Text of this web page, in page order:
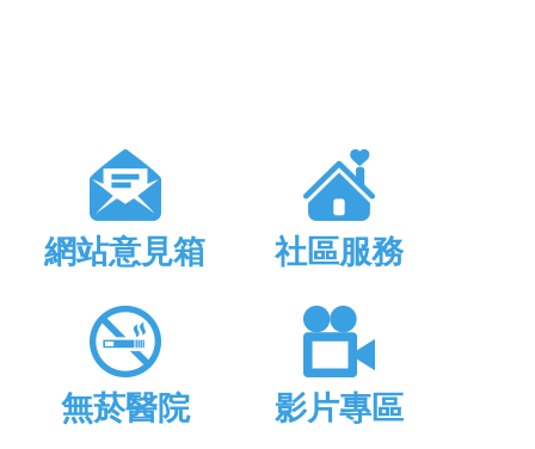
網站意見箱 社區服務
無菸醫院 影片專區